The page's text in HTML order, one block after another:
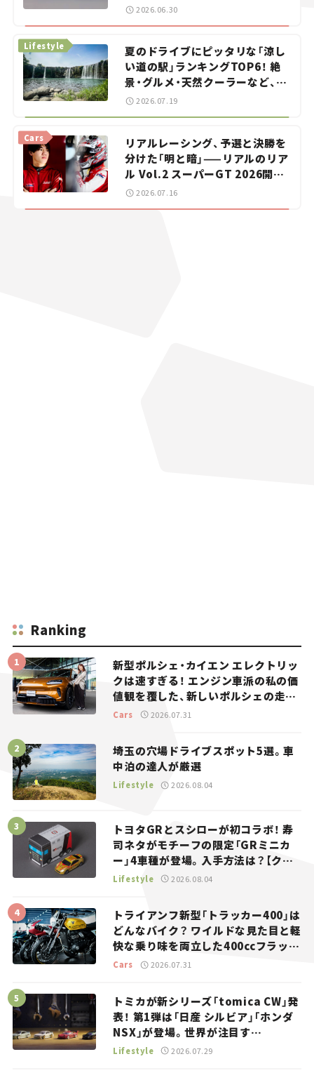
をお手伝い――ちょっとイケてるマ
2026.06.30
夏のドライブにピッタリな「涼し
い道の駅」ランキングTOP6！ 絶
景・グルメ・天然クーラーなど、避
暑におすすめのスポットを紹介
Lifestyle
2026.07.19
リアルレーシング、予選と決勝を
分けた「明と暗」——リアルのリア
ル Vol.2 スーパーGT 2026開幕
戦 岡山国際サーキット
Cars
2026.07.16
Ranking
新型ポルシェ・カイエン エレクトリッ
クは速すぎる！ エンジン車派の私の価
値観を覆した、新しいポルシェの走
り。
Cars 2026.07.31
埼玉の穴場ドライブスポット5選。車
中泊の達人が厳選
Lifestyle 2026.08.04
トヨタGRとスシローが初コラボ！ 寿
司ネタがモチーフの限定「GRミニカ
ー」4車種が登場。入手方法は？【クル
マとホビー】
Lifestyle 2026.08.04
トライアンフ新型「トラッカー400」は
どんなバイク？ ワイルドな見た目と軽
快な乗り味を両立した400ccフラット
トラッカー【試乗レビュー】
Cars 2026.07.31
トミカが新シリーズ「tomica CW」発
表！ 第1弾は「日産 シルビア」「ホンダ
NSX」が登場。世界が注目す
る“JDM”に焦点【クルマとホビー】
Lifestyle 2026.07.29